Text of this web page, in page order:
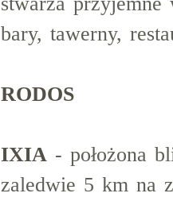
bary, tawerny,
RODOS
IXIA - położona
zaledwie 5 km na